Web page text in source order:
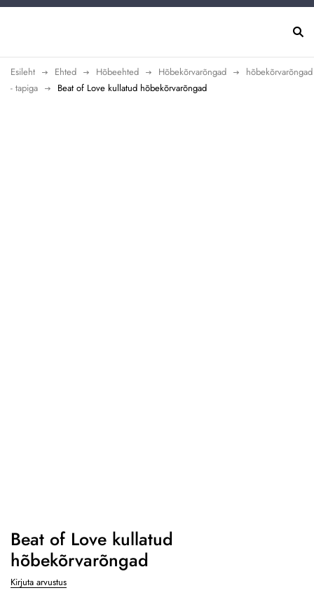
Esileht Ehted Hõbeehted Hõbekõrvarõngad
hõbekõrvarõngad
- tapiga
Beat of Love kullatud hõbekõrvarõngad
Beat of Love kullatud
hõbekõrvarõngad
Kirjuta arvustus